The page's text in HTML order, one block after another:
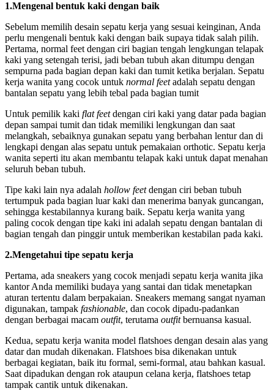
1.Mengenal bentuk kaki dengan baik
Sebelum memilih desain sepatu kerja yang sesuai keinginan, Anda
perlu mengenali bentuk kaki dengan baik supaya tidak salah pilih.
Pertama, normal feet dengan ciri bagian tengah lengkungan telapak
kaki yang setengah terisi, jadi beban tubuh akan ditumpu dengan
sempurna pada bagian depan kaki dan tumit ketika berjalan. Sepatu
kerja wanita yang cocok untuk normal feetadalah sepatu dengan
bantalan sepatu yang lebih tebal pada bagian tumit
Untuk pemilik kaki flat feetdengan ciri kaki yang datar pada bagian
depan sampai tumit dan tidak memiliki lengkungan dan saat
melangkah, sebaiknya gunakan sepatu yang berbahan lentur dan di
lengkapi dengan alas sepatu untuk pemakaian orthotic. Sepatu kerja
wanita seperti itu akan membantu telapak kaki untuk dapat menahan
seluruh beban tubuh.
Tipe kaki lain nya adalah hollow feetdengan ciri beban tubuh
tertumpuk pada bagian luar kaki dan menerima banyak guncangan,
sehingga kestabilannya kurang baik. Sepatu kerja wanita yang
paling cocok dengan tipe kaki ini adalah sepatu dengan bantalan di
bagian tengah dan pinggir untuk memberikan kestabilan pada kaki.
2.Mengetahui tipe sepatu kerja
Pertama, ada sneakers yang cocok menjadi sepatu kerja wanita jika
kantor Anda memiliki budaya yang santai dan tidak menetapkan
aturan tertentu dalam berpakaian. Sneakers memang sangat nyaman
digunakan, tampak fashionable, dan cocok dipadu-padankan
dengan berbagai macam outfit, terutama outfitbernuansa kasual.
Kedua, sepatu kerja wanita model flatshoes dengan desain alas yang
datar dan mudah dikenakan. Flatshoes bisa dikenakan untuk
berbagai kegiatan, baik itu formal, semi-formal, atau bahkan kasual.
Saat dipadukan dengan rok ataupun celana kerja, flatshoes tetap
tampak cantik untuk dikenakan.